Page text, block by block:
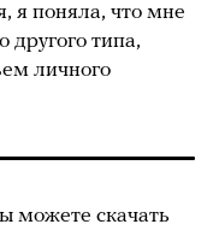
я поняла, что мне
другого типа,
личного
можете скачать